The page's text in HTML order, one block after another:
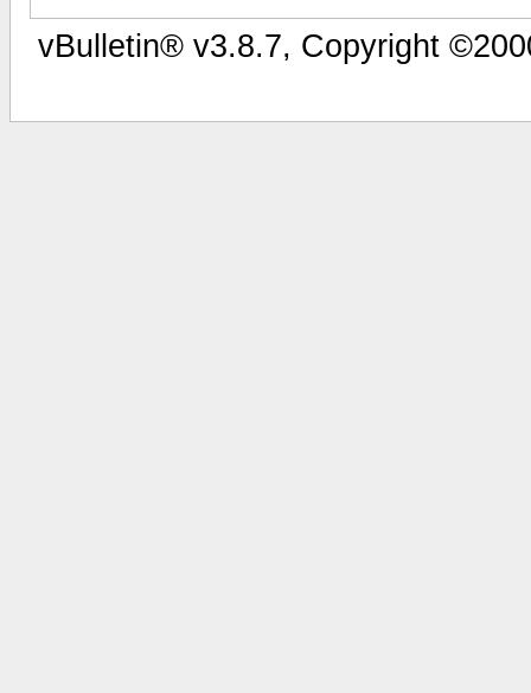
vBulletin® v3.8.7, Copyright